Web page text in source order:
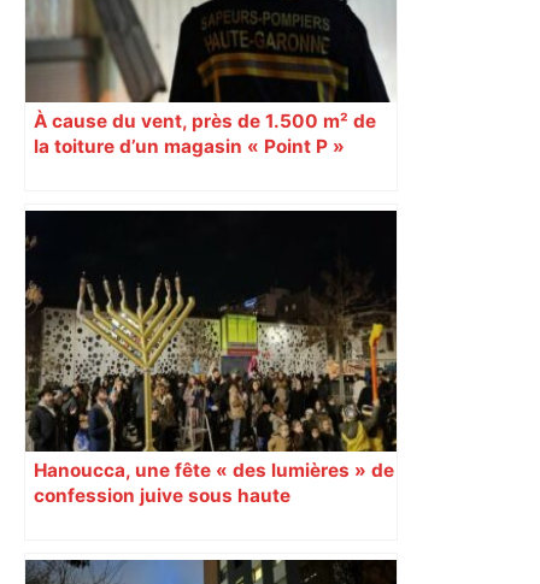
À cause du vent, près de 1.500 m² de
la toiture d’un magasin « Point P »
Hanoucca, une fête « des lumières » de
confession juive sous haute
Labège, près de Toulouse